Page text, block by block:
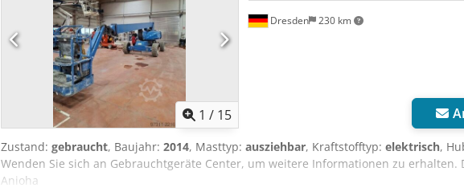
1 / 15
Dresden 230 km
Zustand: gebraucht, Baujahr: 2014, Masttyp: ausziehbar, Kraftstofftyp: elektrisch,
Wenden Sie sich an Gebrauchtgeräte Center, um weitere Informationen zu erhalten.
Anioha